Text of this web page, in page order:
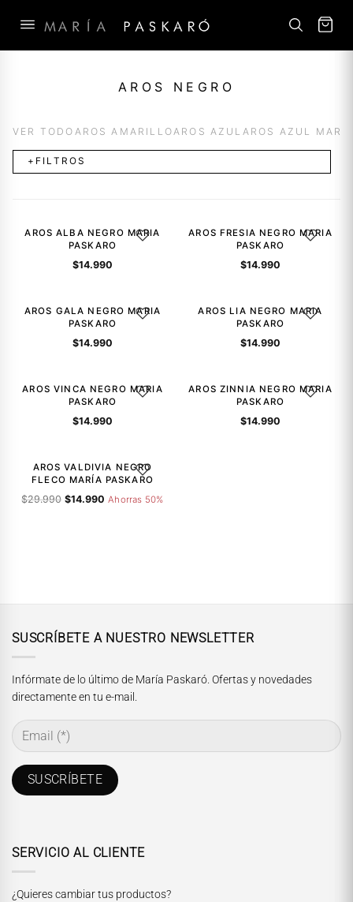
AROS NEGRO
VER TODO AROS AMARILLO AROS AZUL AROS AZUL
+FILTROS
AGREGAR A LA LISTA DE DESEOS
AROS ALBA NEGRO MARIA
PASKARO
$14.990
AGREGAR
AROS FRESIA NEGRO MARIA
PASKARO
$14.990
AGREGAR A LA LISTA DE DESEOS
AROS GALA NEGRO MARIA
PASKARO
$14.990
AGREGAR
AROS LIA NEGRO MARIA
PASKARO
$14.990
AGREGAR A LA LISTA DE DESEOS
AROS VINCA NEGRO MARIA
PASKARO
$14.990
AGREGAR
AROS ZINNIA NEGRO MARIA
PASKARO
$14.990
AGREGAR A LA LISTA DE DESEOS
AROS VALDIVIA NEGRO
FLECO MARÍA PASKARO
$29.990
El
$14.990
El
Ahorras 50%
SUSCRÍBETE A NUESTRO NEWSLETTER
Infórmate de lo último de María Paskaró. Ofertas y novedades
directamente en tu e-mail.
SERVICIO AL CLIENTE
¿Quieres cambiar tus productos?